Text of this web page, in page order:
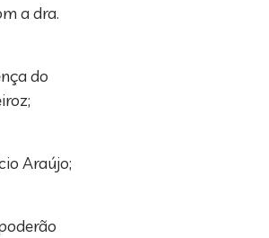
a dra.
do
Araújo;